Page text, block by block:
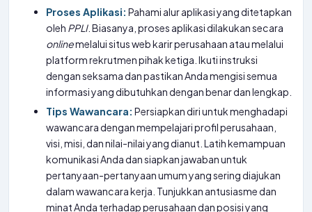
Proses Aplikasi: Pahami alur aplikasi yang ditetapkan
oleh PPLI. Biasanya, proses aplikasi dilakukan secara
onlinemelalui situs web karir perusahaan atau melalui
platform rekrutmen pihak ketiga. Ikuti instruksi
dengan seksama dan pastikan Anda mengisi semua
informasi yang dibutuhkan dengan benar dan lengkap.
Tips Wawancara: Persiapkan diri untuk menghadapi
wawancara dengan mempelajari profil perusahaan,
visi, misi, dan nilai-nilai yang dianut. Latih kemampuan
komunikasi Anda dan siapkan jawaban untuk
pertanyaan-pertanyaan umum yang sering diajukan
dalam wawancara kerja. Tunjukkan antusiasme dan
minat Anda terhadap perusahaan dan posisi yang